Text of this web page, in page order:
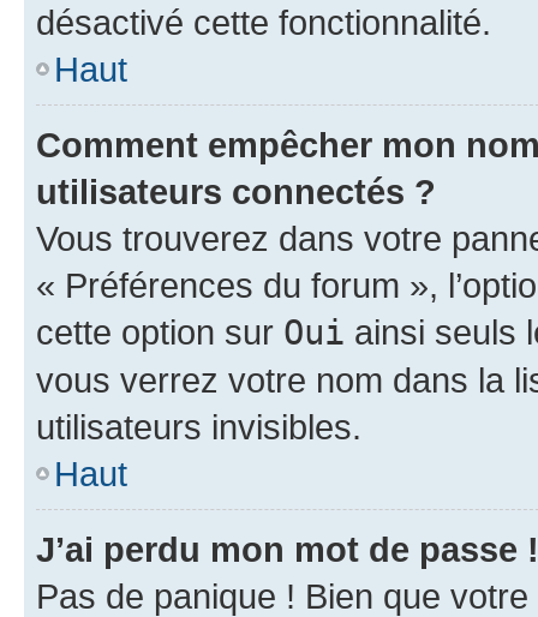
désactivé cette fonctionnalité.
Haut
Comment empêcher mon
utilisateurs connectés ?
Vous trouverez dans votre
« Préférences du forum »,
cette option sur Oui ainsi seuls
vous verrez votre nom dans la
utilisateurs invisibles.
Haut
J’ai perdu mon mot de passe !
Pas de panique ! Bien que